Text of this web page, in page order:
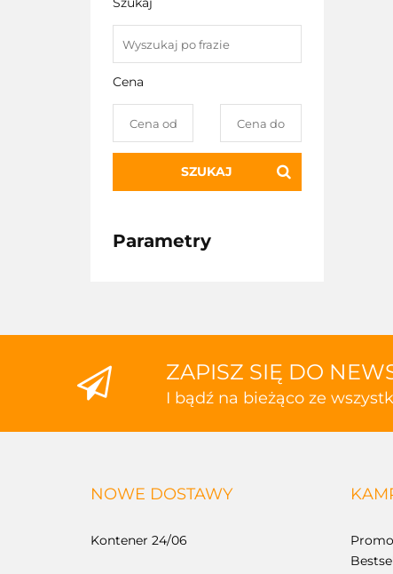
Cena
SZUKAJ
Parametry
ZAPISZ SIĘ DO
I bądź na bieżąco ze
NOWE DOSTAWY
Kontener 24/06